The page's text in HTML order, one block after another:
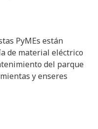
PyMEs están
de material eléctrico
del parque
y enseres